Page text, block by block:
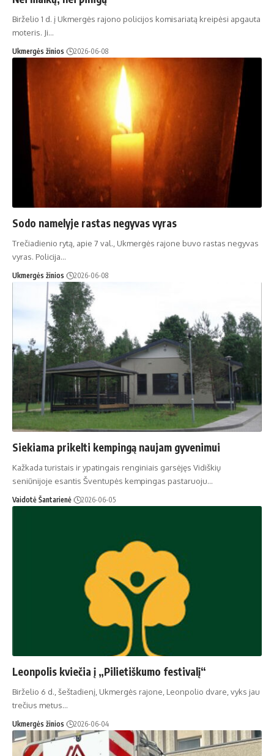
Birželio 1 d. į Ukmergės rajono policijos komisariatą kreipėsi apgauta
moteris. Ji…
Ukmergės žinios 2026-06-08
Sodo namelyje rastas negyvas vyras
Trečiadienio rytą, apie 7 val., Ukmergės rajone buvo rastas negyvas
vyras. Policija…
Ukmergės žinios 2026-06-08
Siekiama prikelti kempingą naujam gyvenimui
Kažkada turistais ir ypatingais renginiais garsėjęs Vidiškių
seniūnijoje esantis Šventupės kempingas pastaruoju…
Vaidotė Šantarienė 2026-06-05
Leonpolis kviečia į „Pilietiškumo festivalį“
Birželio 6 d., šeštadienį, Ukmergės rajone, Leonpolio dvare, vyks jau
trečius metus…
Ukmergės žinios 2026-06-04